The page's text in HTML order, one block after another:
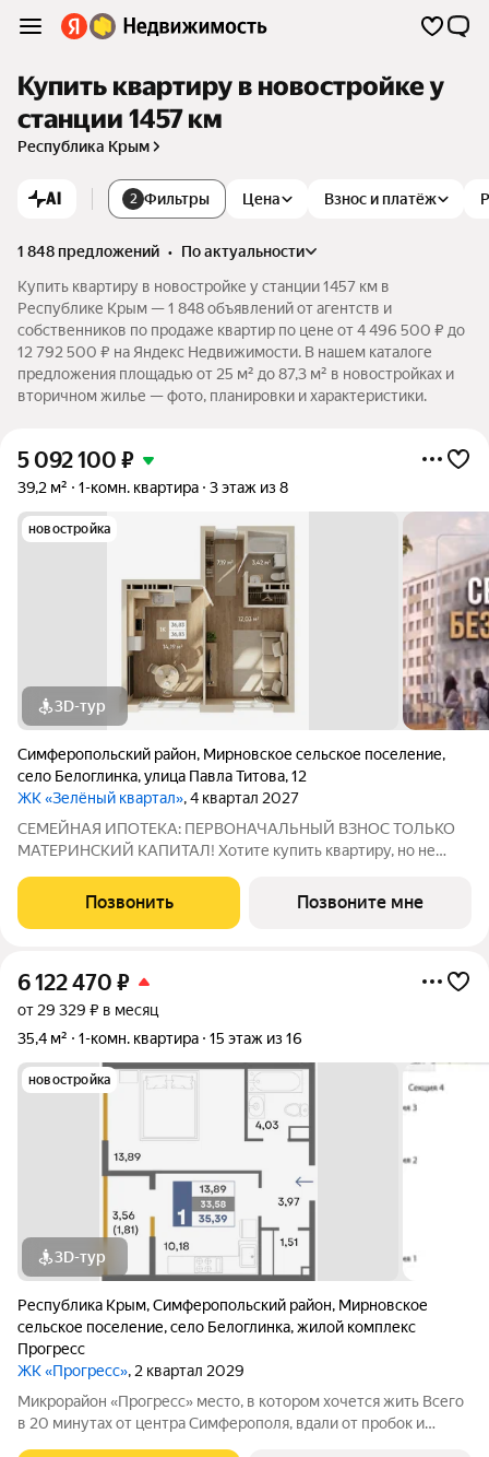
Купить квартиру в новостройке у
станции 1457 км
Республика Крым
AI 2 Фильтры Цена Взнос и платёж
1 848 предложений •
по актуальности
Купить квартиру в новостройке у станции 1457 км в
Республике Крым — 1 848 объявлений от агентств и
собственников по продаже квартир по цене от 4 496 500 ₽ до
12 792 500 ₽ на Яндекс Недвижимости. В нашем каталоге
предложения площадью от 25 м² до 87,3 м² в новостройках и
вторичном жилье — фото, планировки и характеристики.
5 092 100 ₽
39,2 м² 1-комн. квартира 3 этаж из 8
новостройка
3D-тур
Симферопольский район, Мирновское сельское поселение,
село Белоглинка,улица Павла Титова,12
ЖК «Зелёный квартал», 4 квартал 2027
СЕМЕЙНАЯ ИПОТЕКА: ПЕРВОНАЧАЛЬНЫЙ ВЗНОС ТОЛЬКО
МАТЕРИНСКИЙ КАПИТАЛ! Хотите купить квартиру, но не
идеальное решение! Благодаря специальной цене всего 130
000 за квадратный метр, вы можете
Позвонить Позвоните мне
6 122 470 ₽
от 29 329 ₽ в месяц
35,4 м²
1-комн. квартира 15 этаж из 16
новостройка
3D-тур
Республика Крым,Симферопольский район, Мирновское
сельское поселение,село Белоглинка,жилой комплекс
Прогресс
ЖК «Прогресс», 2 квартал 2029
Микрорайон «Прогресс» место, в котором хочется жить Всего
в 20 минутах от центра Симферополя, вдали от пробок и